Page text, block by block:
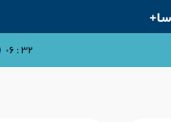
۳۲ : ۰۶